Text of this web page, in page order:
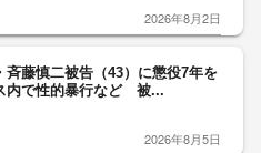
2026年8月2日
斉藤慎二被告（43）に懲役7年を
で性的暴行など 被...
2026年8月5日